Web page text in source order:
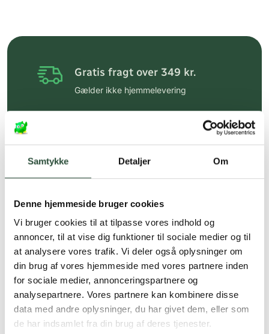
Samtykke Detaljer Om
Denne hjemmeside bruger cookies
Vi bruger cookies til at tilpasse vores indhold og
annoncer, til at vise dig funktioner til sociale medier og til
at analysere vores trafik. Vi deler også oplysninger om
din brug af vores hjemmeside med vores partnere inden
for sociale medier, annonceringspartnere og
analysepartnere. Vores partnere kan kombinere disse
data med andre oplysninger, du har givet dem, eller som
de har indsamlet fra din brug af deres tjenester.
Gratis fragt over 349 kr.
Gælder ikke hjemmelevering
Hurtig levering (30 min. i Kbh)
Faste lave priser*
*Gælder ikke ernæringsprodukter.
Stort udvalg af kendte
produkter
Vi tilbyder et stort udvalg af kendte
cremer, vitaminer og andre spændende
produkter – altid til fast lav pris.